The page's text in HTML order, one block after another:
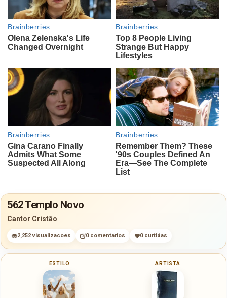
562 Templo Novo
Cantor Cristão
2,252 visualizacoes 0 comentarios 0 curtidas
ESTILO ARTISTA